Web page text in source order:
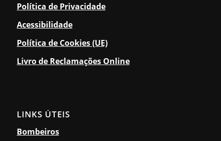
Política de Privacidade
Acessibilidade
Política de Cookies (UE)
Livro de Reclamações Online
LINKS ÚTEIS
Bombeiros